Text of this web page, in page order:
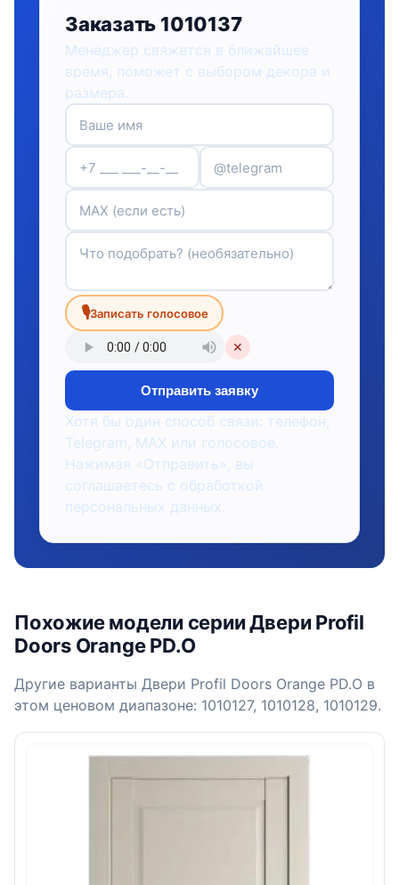
Заказать 1010137
Менеджер свяжется в ближайшее
время, поможет с выбором декора и
размера.
🎙Записать голосовое
✕
Отправить заявку
Хотя бы один способ связи: телефон,
Telegram, MAX или голосовое.
Нажимая «Отправить», вы
соглашаетесь с обработкой
персональных данных.
Похожие модели серии Двери Profil
Doors Orange PD.O
Другие варианты Двери Profil Doors Orange PD.O в
этом ценовом диапазоне: 1010127, 1010128, 1010129.